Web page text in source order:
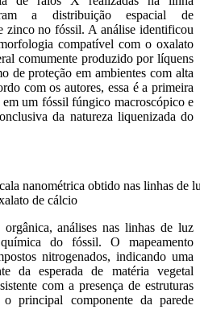
a distribuição espacial de
zincono fóssil. A análise identificou
compatível com o oxalato
ral comumenteproduzido por líquens
de proteçãoem ambientes com alta
com os autores, essa é a primeira
um fóssil fúngico macroscópicoe
da natureza liquenizada do
nanométrica obtido nas linhas de
de cálcio
análises nas linhas de luz
do fóssil. O mapeamento
nitrogenados, indicando uma
da esperada de matéria vegetal
com a presença de estruturas
principal componente da parede